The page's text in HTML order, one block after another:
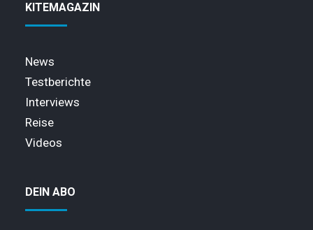
KITEMAGAZIN
News
Testberichte
Interviews
Reise
Videos
DEIN ABO